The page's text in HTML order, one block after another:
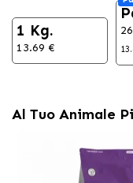
1 Kg.
13.69 €
Al Tuo Animale